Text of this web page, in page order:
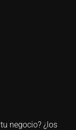
negocio? ¿los